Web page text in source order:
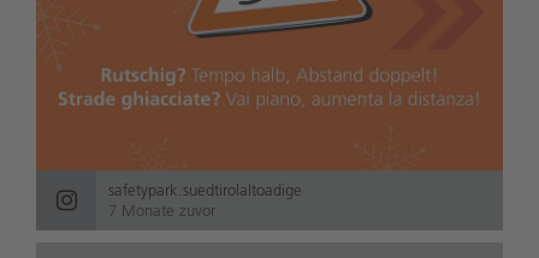
safetypark.suedtirolaltoadige
7 Monate zuvor